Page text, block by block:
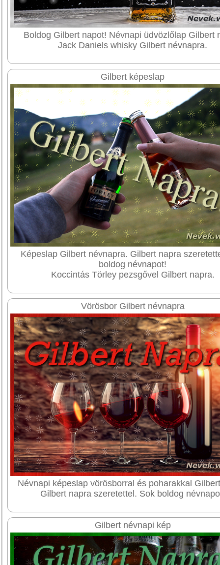
Boldog Gilbert napot! Névnapi üdvözlőlap Gilbert
Jack Daniels whisky Gilbert névnapra.
Gilbert képeslap
Képeslap Gilbert névnapra. Gilbert napra
boldog névnapot!
Koccintás Törley pezsgővel Gilbert napra.
Vörösbor Gilbert névnapra
Névnapi képeslap vörösborral és poharakkal
Gilbert napra szeretettel. Sok boldog
Gilbert névnapi kép